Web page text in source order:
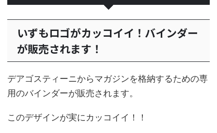
いずもロゴがカッコイイ！バインダー
が販売されます！
デアゴスティーニからマガジンを格納するための専
用のバインダーが販売されます。
このデザインが実にカッコイイ！！